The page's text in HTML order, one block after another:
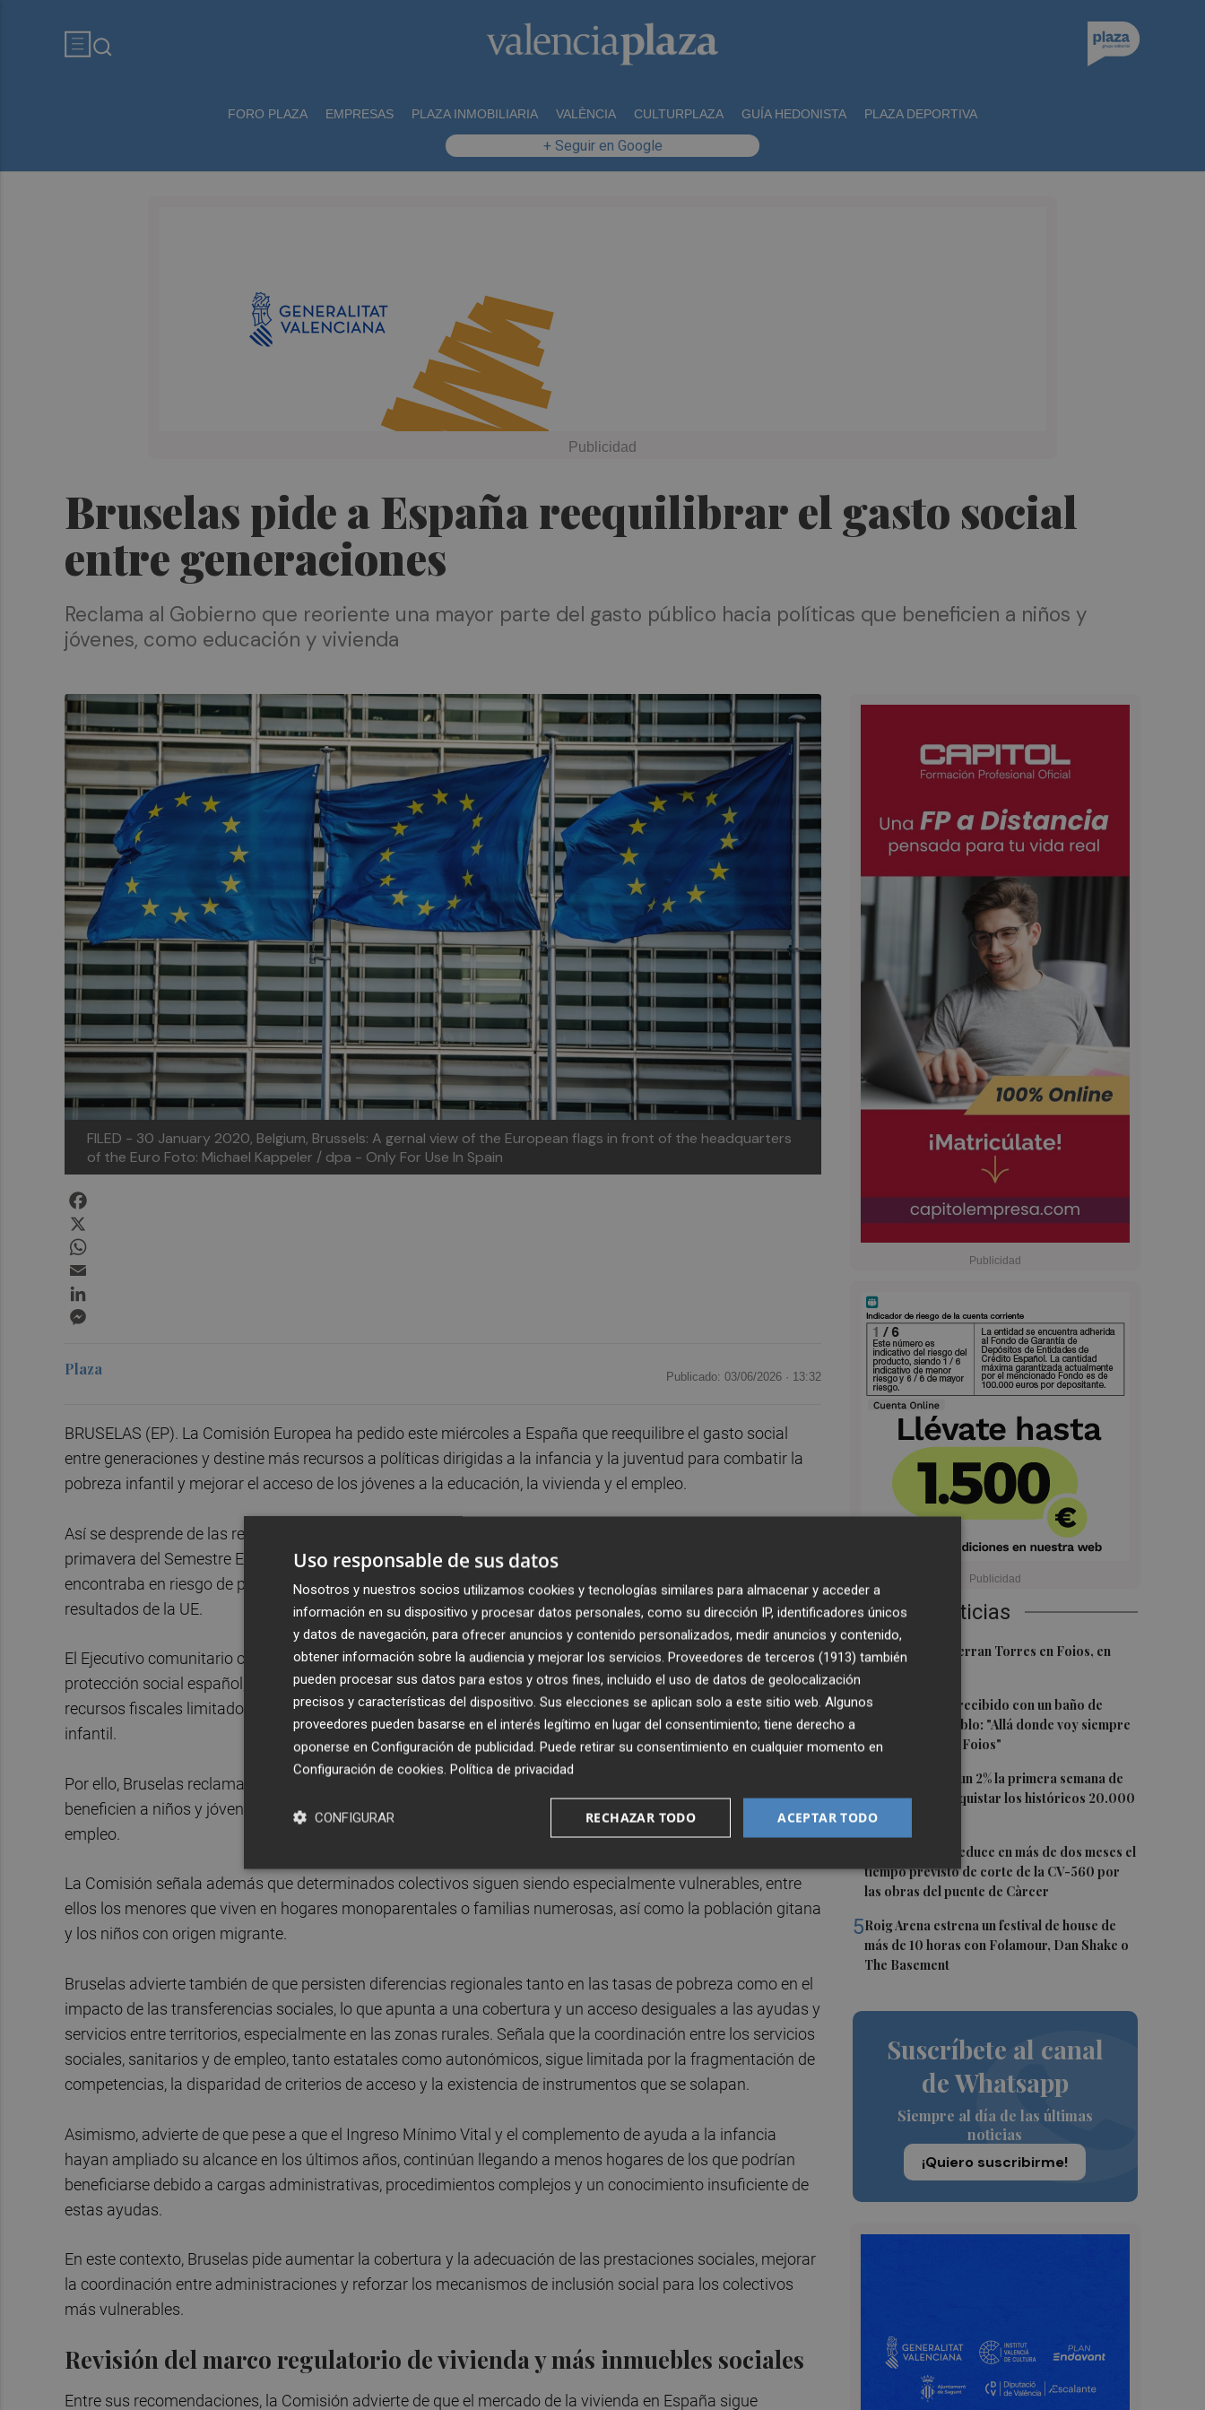
FORO PLAZA EMPRESAS PLAZA INMOBILIARIA VALÈNCIA CULTURPLAZA GUÍA HEDONISTA PLAZA DEPORTIVA
+ Seguir en Google
Bruselas pide a España reequilibrar el gasto social
entre generaciones
Reclama al Gobierno que reoriente una mayor parte del gasto público hacia políticas que beneficien a niños y
jóvenes, como educación y vivienda
FILED - 30 January 2020, Belgium, Brussels: A gernal view of the European flags in front of the headquarters
of the Euro Foto: Michael Kappeler / dpa - Only For Use In Spain
Últimas Noticias
1El homenaje a Ferran Torres en Foios, en
2Ferran Torres, recibido con un baño de
masas en su pueblo: "Allá donde voy siempre
digo que soy de Foios"
El Ibex 35 sube un 2% la primera semana de
agosto tras conquistar los históricos 20.000
puntos
La Diputación reduce en más de dos meses el
tiempo previsto de corte de la CV-560 por
las obras del puente de Càrcer
5Roig Arena estrena un festival de house de
más de 10 horas con Folamour, Dan Shake o
The Basement
Suscríbete al canal
de Whatsapp
Siempre al día de las últimas
noticias
¡Quiero suscribirme!
Plaza Publicado: 03/06/2026 · 13:32
BRUSELAS (EP). La Comisión Europea ha pedido este miércoles a España que reequilibre el gasto social
entre generaciones y destine más recursos a políticas dirigidas a la infancia y la juventud para combatir la
pobreza infantil y mejorar el acceso de los jóvenes a la educación, la vivienda y el empleo.
Así se desprende de las recomendaciones específicas para España publicadas dentro del paquete de
primavera del Semestre Europeo, en las que Bruselas alerta de que más de uno de cada cuatro menores se
encontraba en riesgo de pobreza o exclusión social en 2024, una situación que sitúa al país entre los peores
resultados de la UE.
El Ejecutivo comunitario considera que este problema refleja "debilidades más amplias" del sistema de
protección social español, entre ellas la distribución del gasto social entre generaciones en un contexto de
recursos fiscales limitados y la escasa capacidad de las transferencias sociales para reducir la pobreza
infantil.
Por ello, Bruselas reclama al Gobierno que reoriente una mayor parte del gasto público hacia políticas que
beneficien a niños y jóvenes, especialmente en ámbitos como la educación, el acceso a la vivienda y el
empleo.
La Comisión señala además que determinados colectivos siguen siendo especialmente vulnerables, entre
ellos los menores que viven en hogares monoparentales o familias numerosas, así como la población gitana
y los niños con origen migrante.
Bruselas advierte también de que persisten diferencias regionales tanto en las tasas de pobreza como en el
impacto de las transferencias sociales, lo que apunta a una cobertura y un acceso desiguales a las ayudas y
servicios entre territorios, especialmente en las zonas rurales. Señala que la coordinación entre los servicios
sociales, sanitarios y de empleo, tanto estatales como autonómicos, sigue limitada por la fragmentación de
competencias, la disparidad de criterios de acceso y la existencia de instrumentos que se solapan.
Asimismo, advierte de que pese a que el Ingreso Mínimo Vital y el complemento de ayuda a la infancia
hayan ampliado su alcance en los últimos años, continúan llegando a menos hogares de los que podrían
beneficiarse debido a cargas administrativas, procedimientos complejos y un conocimiento insuficiente de
estas ayudas.
En este contexto, Bruselas pide aumentar la cobertura y la adecuación de las prestaciones sociales, mejorar
la coordinación entre administraciones y reforzar los mecanismos de inclusión social para los colectivos
más vulnerables.
Revisión del marco regulatorio de vivienda y más inmuebles sociales
Entre sus recomendaciones, la Comisión advierte de que el mercado de la vivienda en España sigue
Uso responsable de sus datos
Nosotros y nuestros socios utilizamos cookies y tecnologías similares para almacenar y acceder a
información en su dispositivo y procesar datos personales, como su dirección IP, identificadores únicos
y datos de navegación, para ofrecer anuncios y contenido personalizados, medir anuncios y contenido,
obtener información sobre la audiencia y mejorar los servicios. Proveedores de terceros (1913) también
pueden procesar sus datos para estos y otros fines, incluido el uso de datos de geolocalización
precisos y características del dispositivo. Sus elecciones se aplican solo a este sitio web. Algunos
proveedores pueden basarse en el interés legítimo en lugar del consentimiento; tiene derecho a
oponerse en Configuración de publicidad. Puede retirar su consentimiento en cualquier momento en
Configuración de cookies. Política de privacidad
ACEPTAR TODO
RECHAZAR TODO
CONFIGURAR